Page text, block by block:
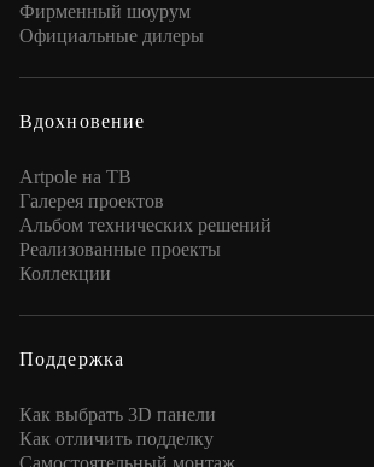
Фирменный шоурум
Официальные дилеры
Вдохновение
Artpole на ТВ
Галерея проектов
Альбом технических решений
Реализованные проекты
Коллекции
Поддержка
Как выбрать 3D панели
Как отличить подделку
Самостоятельный монтаж